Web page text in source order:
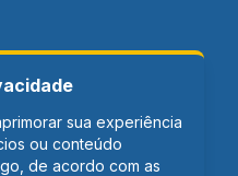
sua experiência
ou conteúdo
de acordo com as